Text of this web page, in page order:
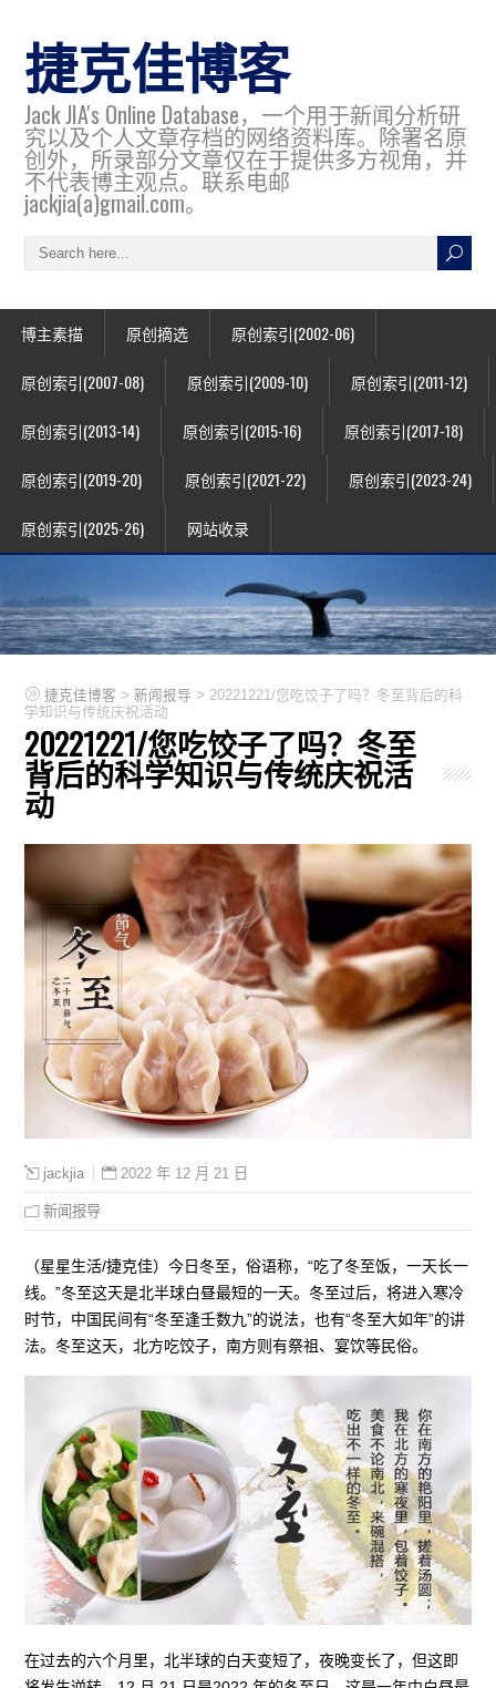
捷克佳博客
Jack JIA's Online Database，一个用于新闻分析研
究以及个人文章存档的网络资料库。除署名原
创外，所录部分文章仅在于提供多方视角，并
不代表博主观点。联系电邮
jackjia(a)gmail.com。
博主素描 原创摘选 原创索引(2002-06)
原创索引(2007-08) 原创索引(2009-10) 原创索引(2011-12)
原创索引(2013-14) 原创索引(2015-16) 原创索引(2017-18)
原创索引(2019-20) 原创索引(2021-22) 原创索引(2023-24)
原创索引(2025-26) 网站收录
捷克佳博客 >新闻报导 > 20221221/您吃饺子了吗？冬至背后的科
学知识与传统庆祝活动
20221221/您吃饺子了吗？冬至
背后的科学知识与传统庆祝活
动
jackjia 2022 年 12 月 21 日
新闻报导
（星星生活/捷克佳）今日冬至，俗语称，“吃了冬至饭，一天长一
线。”冬至这天是北半球白昼最短的一天。冬至过后，将进入寒冷
时节，中国民间有“冬至逢壬数九”的说法，也有“冬至大如年”的讲
法。冬至这天，北方吃饺子，南方则有祭祖、宴饮等民俗。
在过去的六个月里，北半球的白天变短了，夜晚变长了，但这即